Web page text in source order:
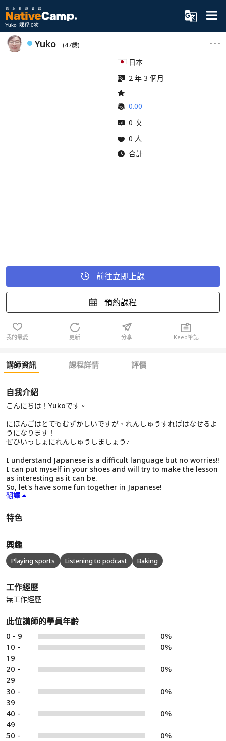
Yuko 課程:0次
Yuko (47歲)
日本
2 年 3 個月
0.00
0 次
0 人
合計
前往立即上課
預約課程
我的最愛 更新 分享 Keep筆記
講師資訊 課程詳情 評價
自我介紹
こんにちは！Yukoです。
にほんごはとてもむずかしいですが、れんしゅうすればはなせるよ
うになります！
ぜひいっしょにれんしゅうしましょう♪
I understand Japanese is a difficult language but no worries!!
I can put myself in your shoes and will try to make the lesson
as interesting as it can be.
So, let's have some fun together in Japanese!
翻譯
特色
興趣
Playing sports Listening to podcast Baking
工作經歷
無工作經歷
此位講師的學員年齡
0 - 9
0%
10 -
19
0%
20 -
29
0%
30 -
39
0%
40 -
49
0%
50 -
0%